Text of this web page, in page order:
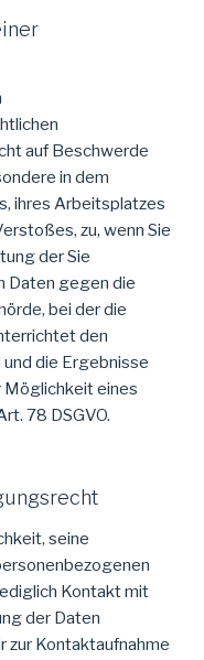
auf Beschwerde
in dem
ihres Arbeitsplatzes
zu, wenn Sie
der Sie
Daten gegen die
bei der die
den
die Ergebnisse
Möglichkeit eines
78 DSGVO.
seine
Kontakt mit
der Daten
zur Kontaktaufnahme